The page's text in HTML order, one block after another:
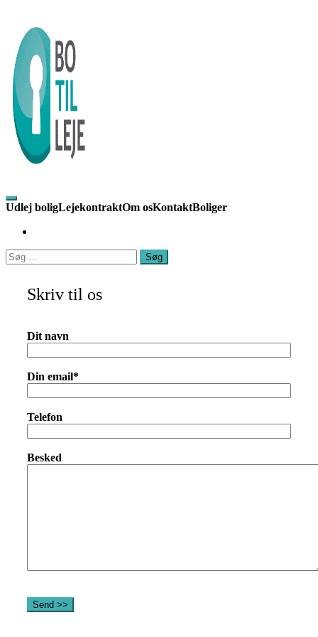
Toggle
mobile
Udlej boligLejekontraktOm osKontaktBoliger
Skriv til os
Dit navn
Din email*
Telefon
Besked